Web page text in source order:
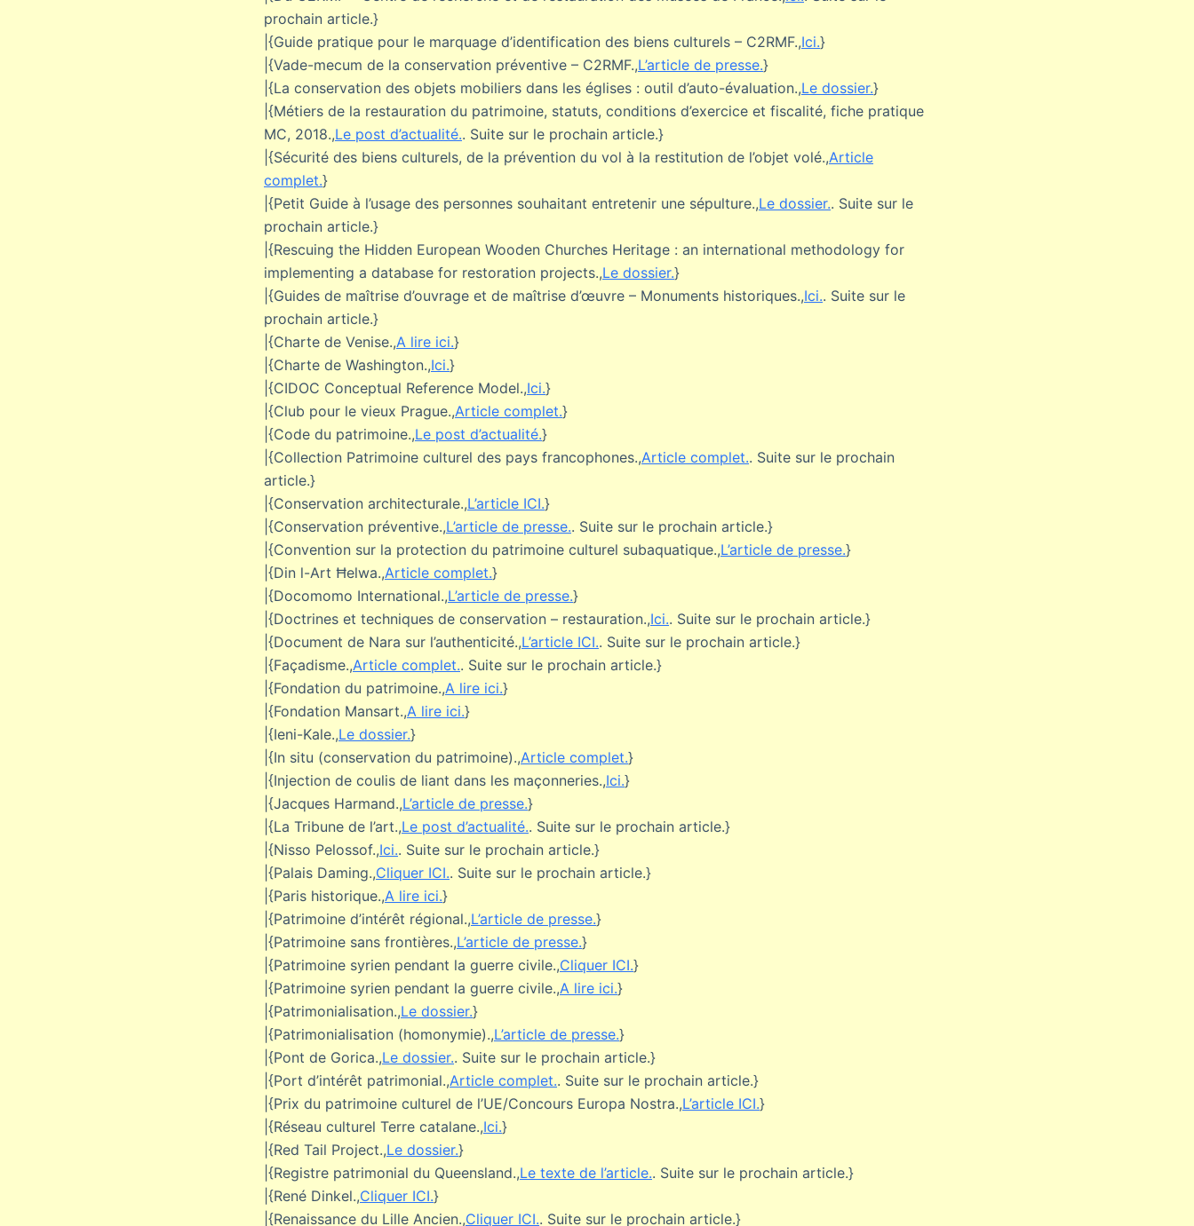
prochain article.}
|{Guide pratique pour le marquage d’identification des biens culturels – C2RMF.,Ici.}
|{Vade-mecum de la conservation préventive – C2RMF.,L’article de presse.}
|{La conservation des objets mobiliers dans les églises : outil d’auto-évaluation.,Le dossier.}
|{Métiers de la restauration du patrimoine, statuts, conditions d’exercice et fiscalité, fiche pratique
MC, 2018.,Le post d’actualité.. Suite sur le prochain article.}
|{Sécurité des biens culturels, de la prévention du vol à la restitution de l’objet volé.,Article
complet.}
|{Petit Guide à l’usage des personnes souhaitant entretenir une sépulture.,Le dossier.. Suite sur le
prochain article.}
|{Rescuing the Hidden European Wooden Churches Heritage : an international methodology for
implementing a database for restoration projects.,Le dossier.}
|{Guides de maîtrise d’ouvrage et de maîtrise d’œuvre – Monuments historiques.,Ici.. Suite sur le
prochain article.}
|{Charte de Venise.,A lire ici.}
|{Charte de Washington.,Ici.}
|{CIDOC Conceptual Reference Model.,Ici.}
|{Club pour le vieux Prague.,Article complet.}
|{Code du patrimoine.,Le post d’actualité.}
|{Collection Patrimoine culturel des pays francophones.,Article complet.. Suite sur le prochain
article.}
|{Conservation architecturale.,L’article ICI.}
|{Conservation préventive.,L’article de presse.. Suite sur le prochain article.}
|{Convention sur la protection du patrimoine culturel subaquatique.,L’article de presse.}
|{Din l-Art Ħelwa.,Article complet.}
|{Docomomo International.,L’article de presse.}
|{Doctrines et techniques de conservation – restauration.,Ici.. Suite sur le prochain article.}
|{Document de Nara sur l’authenticité.,L’article ICI.. Suite sur le prochain article.}
|{Façadisme.,Article complet.. Suite sur le prochain article.}
|{Fondation du patrimoine.,A lire ici.}
|{Fondation Mansart.,A lire ici.}
|{Ieni-Kale.,Le dossier.}
|{In situ (conservation du patrimoine).,Article complet.}
|{Injection de coulis de liant dans les maçonneries.,Ici.}
|{Jacques Harmand.,L’article de presse.}
|{La Tribune de l’art.,Le post d’actualité.. Suite sur le prochain article.}
|{Nisso Pelossof.,Ici.. Suite sur le prochain article.}
|{Palais Daming.,Cliquer ICI.. Suite sur le prochain article.}
|{Paris historique.,A lire ici.}
|{Patrimoine d’intérêt régional.,L’article de presse.}
|{Patrimoine sans frontières.,L’article de presse.}
|{Patrimoine syrien pendant la guerre civile.,Cliquer ICI.}
|{Patrimoine syrien pendant la guerre civile.,A lire ici.}
|{Patrimonialisation.,Le dossier.}
|{Patrimonialisation (homonymie).,L’article de presse.}
|{Pont de Gorica.,Le dossier.. Suite sur le prochain article.}
|{Port d’intérêt patrimonial.,Article complet.. Suite sur le prochain article.}
|{Prix du patrimoine culturel de l’UE/Concours Europa Nostra.,L’article ICI.}
|{Réseau culturel Terre catalane.,Ici.}
|{Red Tail Project.,Le dossier.}
|{Registre patrimonial du Queensland.,Le texte de l’article.. Suite sur le prochain article.}
|{René Dinkel.,Cliquer ICI.}
|{Renaissance du Lille Ancien.,Cliquer ICI.. Suite sur le prochain article.}